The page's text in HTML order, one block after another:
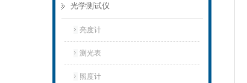
光学测试仪
亮度计
测光表
照度计